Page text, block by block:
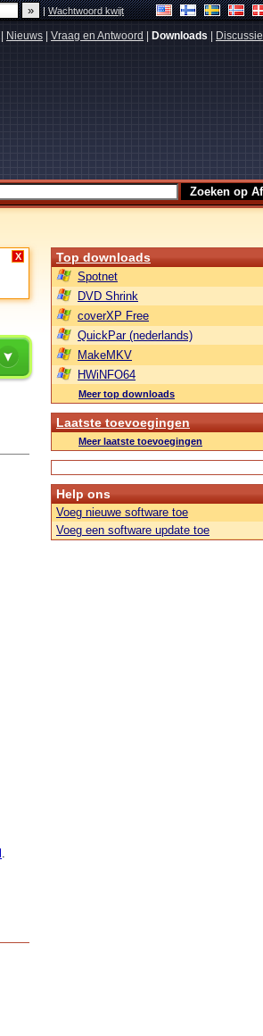
|Wachtwoord kwijt
Nieuws Vraag en Antwoord Downloads Discussie
X
.
Top downloads
Spotnet
DVD Shrink
coverXP Free
QuickPar (nederlands)
MakeMKV
HWiNFO64
Meer top downloads
Laatste toevoegingen
Meer laatste toevoegingen
Help ons
Voeg nieuwe software toe
Voeg een software update toe